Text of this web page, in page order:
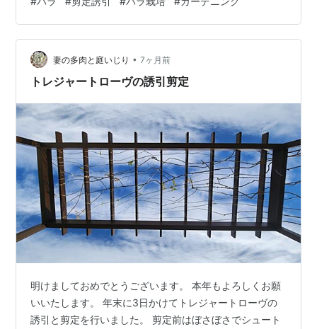
種］《J-RN》【1201販売】価格: 5600 円楽天で詳細を
見る ピエールドゥロンサール ピエールは移植予定なの
で、かなり短めにカットされてしまいました。 予約販売
バラ苗 バラ大苗 つるバラ ピエールドゥロンサール 薔薇
ばら ピンク 白 ピエールド…
妻の多肉と庭いじり • 7ヶ月前
トレジャートローヴの誘引剪定
明けましておめでとうございます。 本年もよろしくお願
いいたします。 年末に3日かけてトレジャートローヴの
誘引と剪定を行いました。 剪定前はぼさぼさでシュート